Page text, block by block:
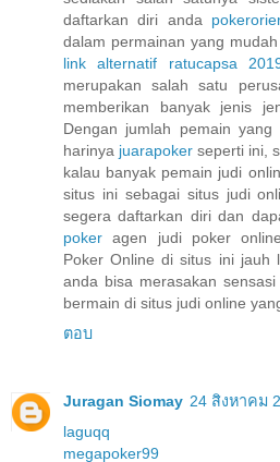
daftarkan diri anda
dalam permainan yang
link alternatif ratucapsa
merupakan salah satu
memberikan banyak jenis
Dengan jumlah pemain
harinya juarapoker seperti ini,
kalau banyak pemain judi
situs ini sebagai situs judi
segera daftarkan diri dan
poker agen judi poker
Poker Online di situs ini jauh
anda bisa merasakan
bermain di situs judi online
ตอบ
Juragan Siomay 24 สิงหาคม
laguqq
megapoker99